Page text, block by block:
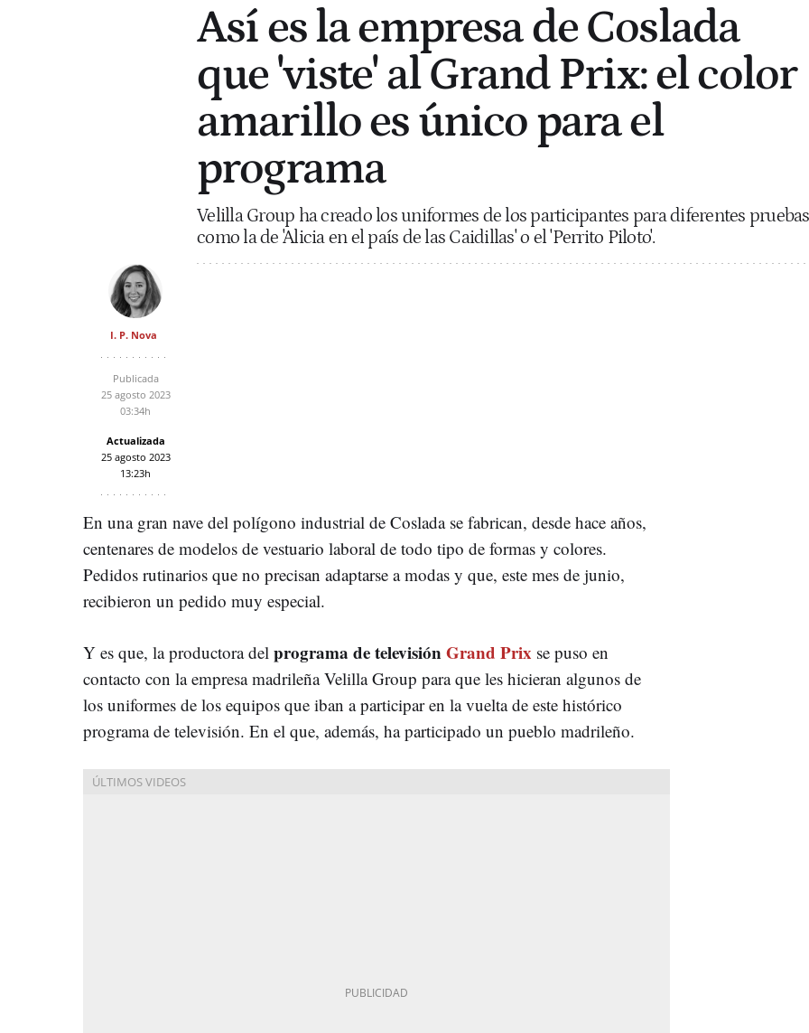
Así es la empresa de Coslada
que 'viste' al Grand Prix: el color
amarillo es único para el
programa
Velilla Group ha creado los uniformes de los participantes para diferentes pruebas
como la de 'Alicia en el país de las Caidillas' o el 'Perrito Piloto'.
I. P. Nova
Publicada
25 agosto 2023
03:34h
Actualizada
25 agosto 2023
13:23h
En una gran nave del polígono industrial de Coslada se fabrican, desde hace años,
centenares de modelos de vestuario laboral de todo tipo de formas y colores.
Pedidos rutinarios que no precisan adaptarse a modas y que, este mes de junio,
recibieron un pedido muy especial.
Y es que, la productora del programa de televisiónGrand Prix se puso en
contacto con la empresa madrileña Velilla Group para que les hicieran algunos de
los uniformes de los equipos que iban a participar en la vuelta de este histórico
programa de televisión. En el que, además, ha participado un pueblo madrileño.